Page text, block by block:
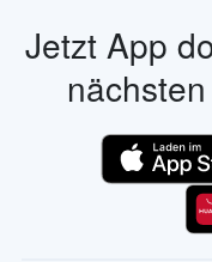
Jetzt App
nächsten